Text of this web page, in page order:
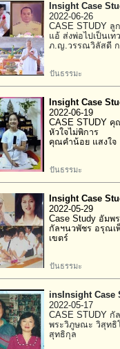
Insight Case
2022-06-26
CASE STUDY ลู
แอ้ ส่งพ่อไปเป็นเท
ภ.ญ.วรรณวิลัสดี
ปันธรรมะ
Insight Case
2022-06-19
CASE STUDY คุ
หัวใจไม่พิการ
คุณคำน้อย แสงใจ
ปันธรรมะ
Insight Case
2022-05-29
Case Study อัมพ
กัลฯนวพัชร อรุณเ
เขตร์
ปันธรรมะ
insInsight Case
2022-05-17
CASE STUDY กั
พระวิภูษณะ วิสุทธิ
สุทธิกุล